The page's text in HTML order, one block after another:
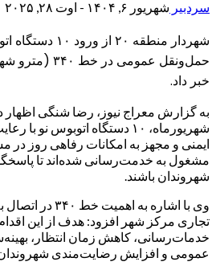
سردبیر شهریور ۶, ۱۴۰۴ - اوت ۲۸, ۲۰۲۵
شهردار منطقه ۲۰
حمل‌ونقل
خبر داد.
به گزارش معراج نیوز، رضا شنگی اظهار
شهریورماه، ۱۰ دستگاه اتوبوس
مشغول به خدمت‌رسانی شده‌اند تا
شهروندان باشند.
وی با اشاره به
تجاری مرکز شهر افزود: هدف از این
خدمات‌رسانی، کاهش زمان انتظار،
عمومی و افزایش رضایت‌مندی